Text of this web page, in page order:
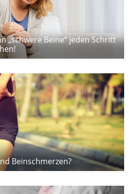
„schwere Beine“ jeden Schritt
Beinschmerzen?